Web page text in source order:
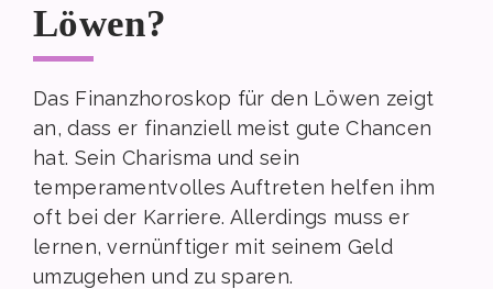
Löwen?
Das Finanzhoroskop für den Löwen zeigt
an, dass er finanziell meist gute Chancen
hat. Sein Charisma und sein
temperamentvolles Auftreten helfen ihm
oft bei der Karriere. Allerdings muss er
lernen, vernünftiger mit seinem Geld
umzugehen und zu sparen.